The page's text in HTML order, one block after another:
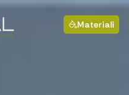
Materiali